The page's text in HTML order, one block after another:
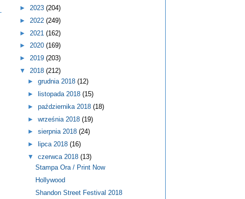
► 2023 (204)
► 2022 (249)
► 2021 (162)
► 2020 (169)
► 2019 (203)
▼ 2018 (212)
► grudnia 2018 (12)
►
listopada 2018 (15)
► października 2018 (18)
► września 2018 (19)
► sierpnia 2018 (24)
►
lipca 2018 (16)
▼ czerwca 2018 (13)
Stampa Ora / Print Now
Hollywood
Shandon Street Festival 2018